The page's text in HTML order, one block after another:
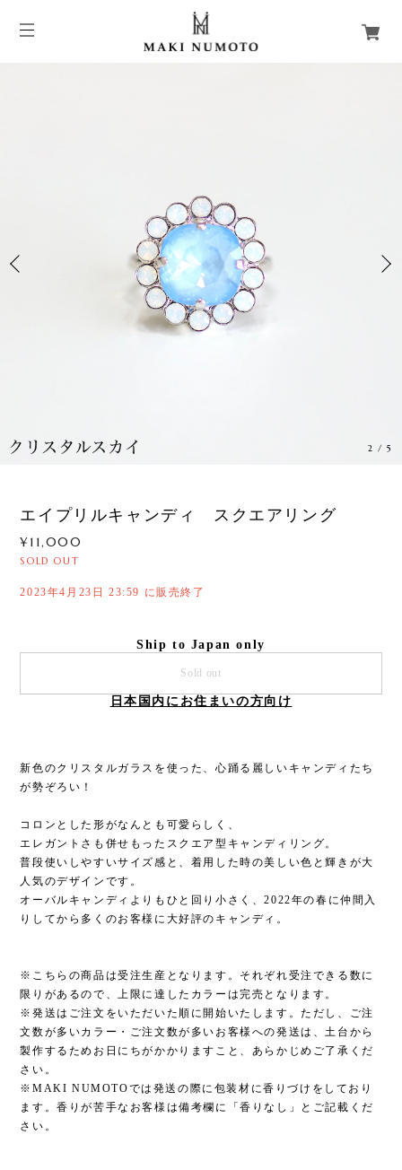
3 /5
エイプリルキャンディ スクエアリング
¥11,000
SOLD OUT
2023年4月23日 23:59 に販売終了
Ship to Japan only
Sold out
日本国内にお住まいの方向け
新色のクリスタルガラスを使った、心踊る麗しいキャンディたち
が勢ぞろい！
コロンとした形がなんとも可愛らしく、
エレガントさも併せもったスクエア型キャンディリング。
普段使いしやすいサイズ感と、着用した時の美しい色と輝きが大
人気のデザインです。
オーバルキャンディよりもひと回り小さく、2022年の春に仲間入
りしてから多くのお客様に大好評のキャンディ。
※こちらの商品は受注生産となります。それぞれ受注できる数に
限りがあるので、上限に達したカラーは完売となります。
※発送はご注文をいただいた順に開始いたします。ただし、ご注
文数が多いカラー・ご注文数が多いお客様への発送は、土台から
製作するためお日にちがかかりますこと、あらかじめご了承くだ
さい。
※MAKI NUMOTOでは発送の際に包装材に香りづけをしており
ます。香りが苦手なお客様は備考欄に「香りなし」とご記載くだ
さい。